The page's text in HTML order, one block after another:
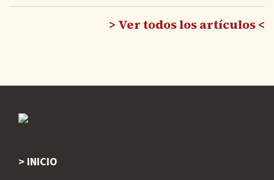
Ver todos los artículos
Footer
INICIO